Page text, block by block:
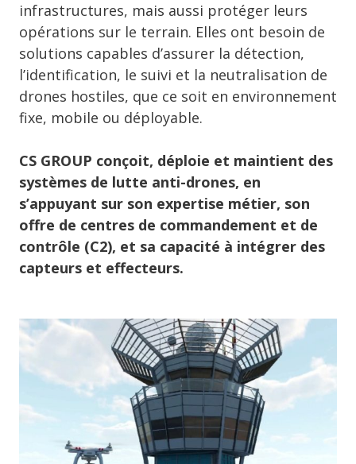
infrastructures, mais aussi protéger leurs
opérations sur le terrain. Elles ont besoin de
solutions capables d’assurer la détection,
l’identification, le suivi et la neutralisation de
drones hostiles, que ce soit en environnement
fixe, mobile ou déployable.
CS GROUP conçoit, déploie et maintient des
systèmes de lutte anti-drones, en
s’appuyant sur son expertise métier, son
offre de centres de commandement et de
contrôle (C2), et sa capacité à intégrer des
capteurs et effecteurs.